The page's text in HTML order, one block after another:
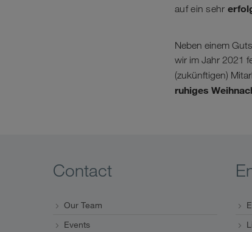
auf ein sehr
Neben einem
wir im Jahr 2021
(zukünftigen)
ruhiges
Contact
Our Team
Events